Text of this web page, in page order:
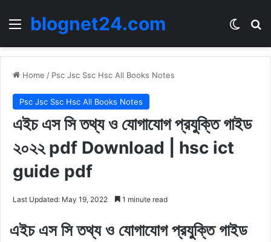
Menublognet24.com
Home / Psc Jsc Ssc Hsc All Books Notes
Psc Jsc Ssc Hsc All Books Notes
এইচ এস সি তথ্য ও যোগাযোগ প্রযুক্তি গাইড
২০২২ pdf Download | hsc ict
guide pdf
Last Updated: May 19, 2022 1 minute read
এইচ এস সিতথ্য ও যোগাযোগ প্রযুক্তি গাইড